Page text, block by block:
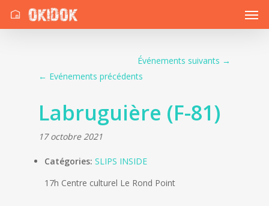
Événements suivants →
← Evénements précédents
Labruguière (F-81)
17 octobre 2021
Catégories: SLIPS INSIDE
17h Centre culturel Le Rond Point